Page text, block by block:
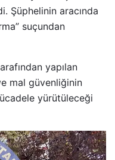
Şüphelinin aracında
suçundan
yapılan
mal güvenliğinin
yürütüleceği